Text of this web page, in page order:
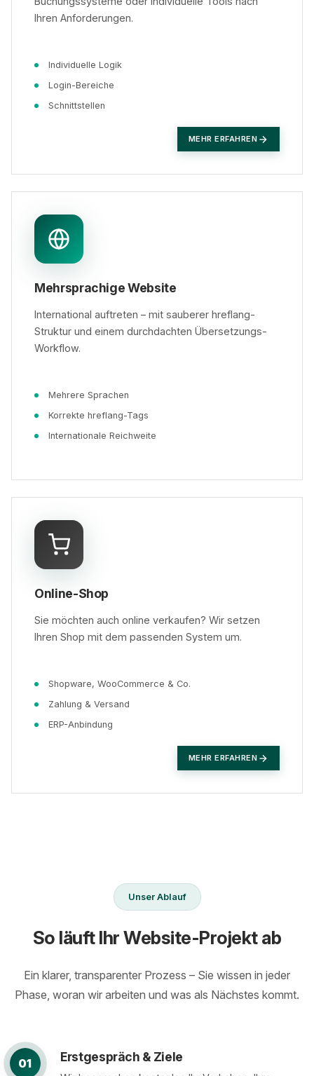
Ihren Anforderungen.
Individuelle Logik
Login-Bereiche
Schnittstellen
MEHR ERFAHREN
Mehrsprachige Website
International auftreten – mit sauberer hreflang-
Struktur und einem durchdachten Übersetzungs-
Workflow.
Mehrere Sprachen
Korrekte hreflang-Tags
Internationale Reichweite
Online-Shop
Sie möchten auch online verkaufen? Wir setzen
Ihren Shop mit dem passenden System um.
Shopware, WooCommerce & Co.
Zahlung & Versand
ERP-Anbindung
MEHR ERFAHREN
Unser Ablauf
So läuft Ihr Website-Projekt ab
Ein klarer, transparenter Prozess – Sie wissen in jeder
Phase, woran wir arbeiten und was als Nächstes kommt.
01 Erstgespräch & Ziele